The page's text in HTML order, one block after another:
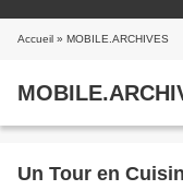
Accueil » MOBILE.ARCHIVES
Un Tour en